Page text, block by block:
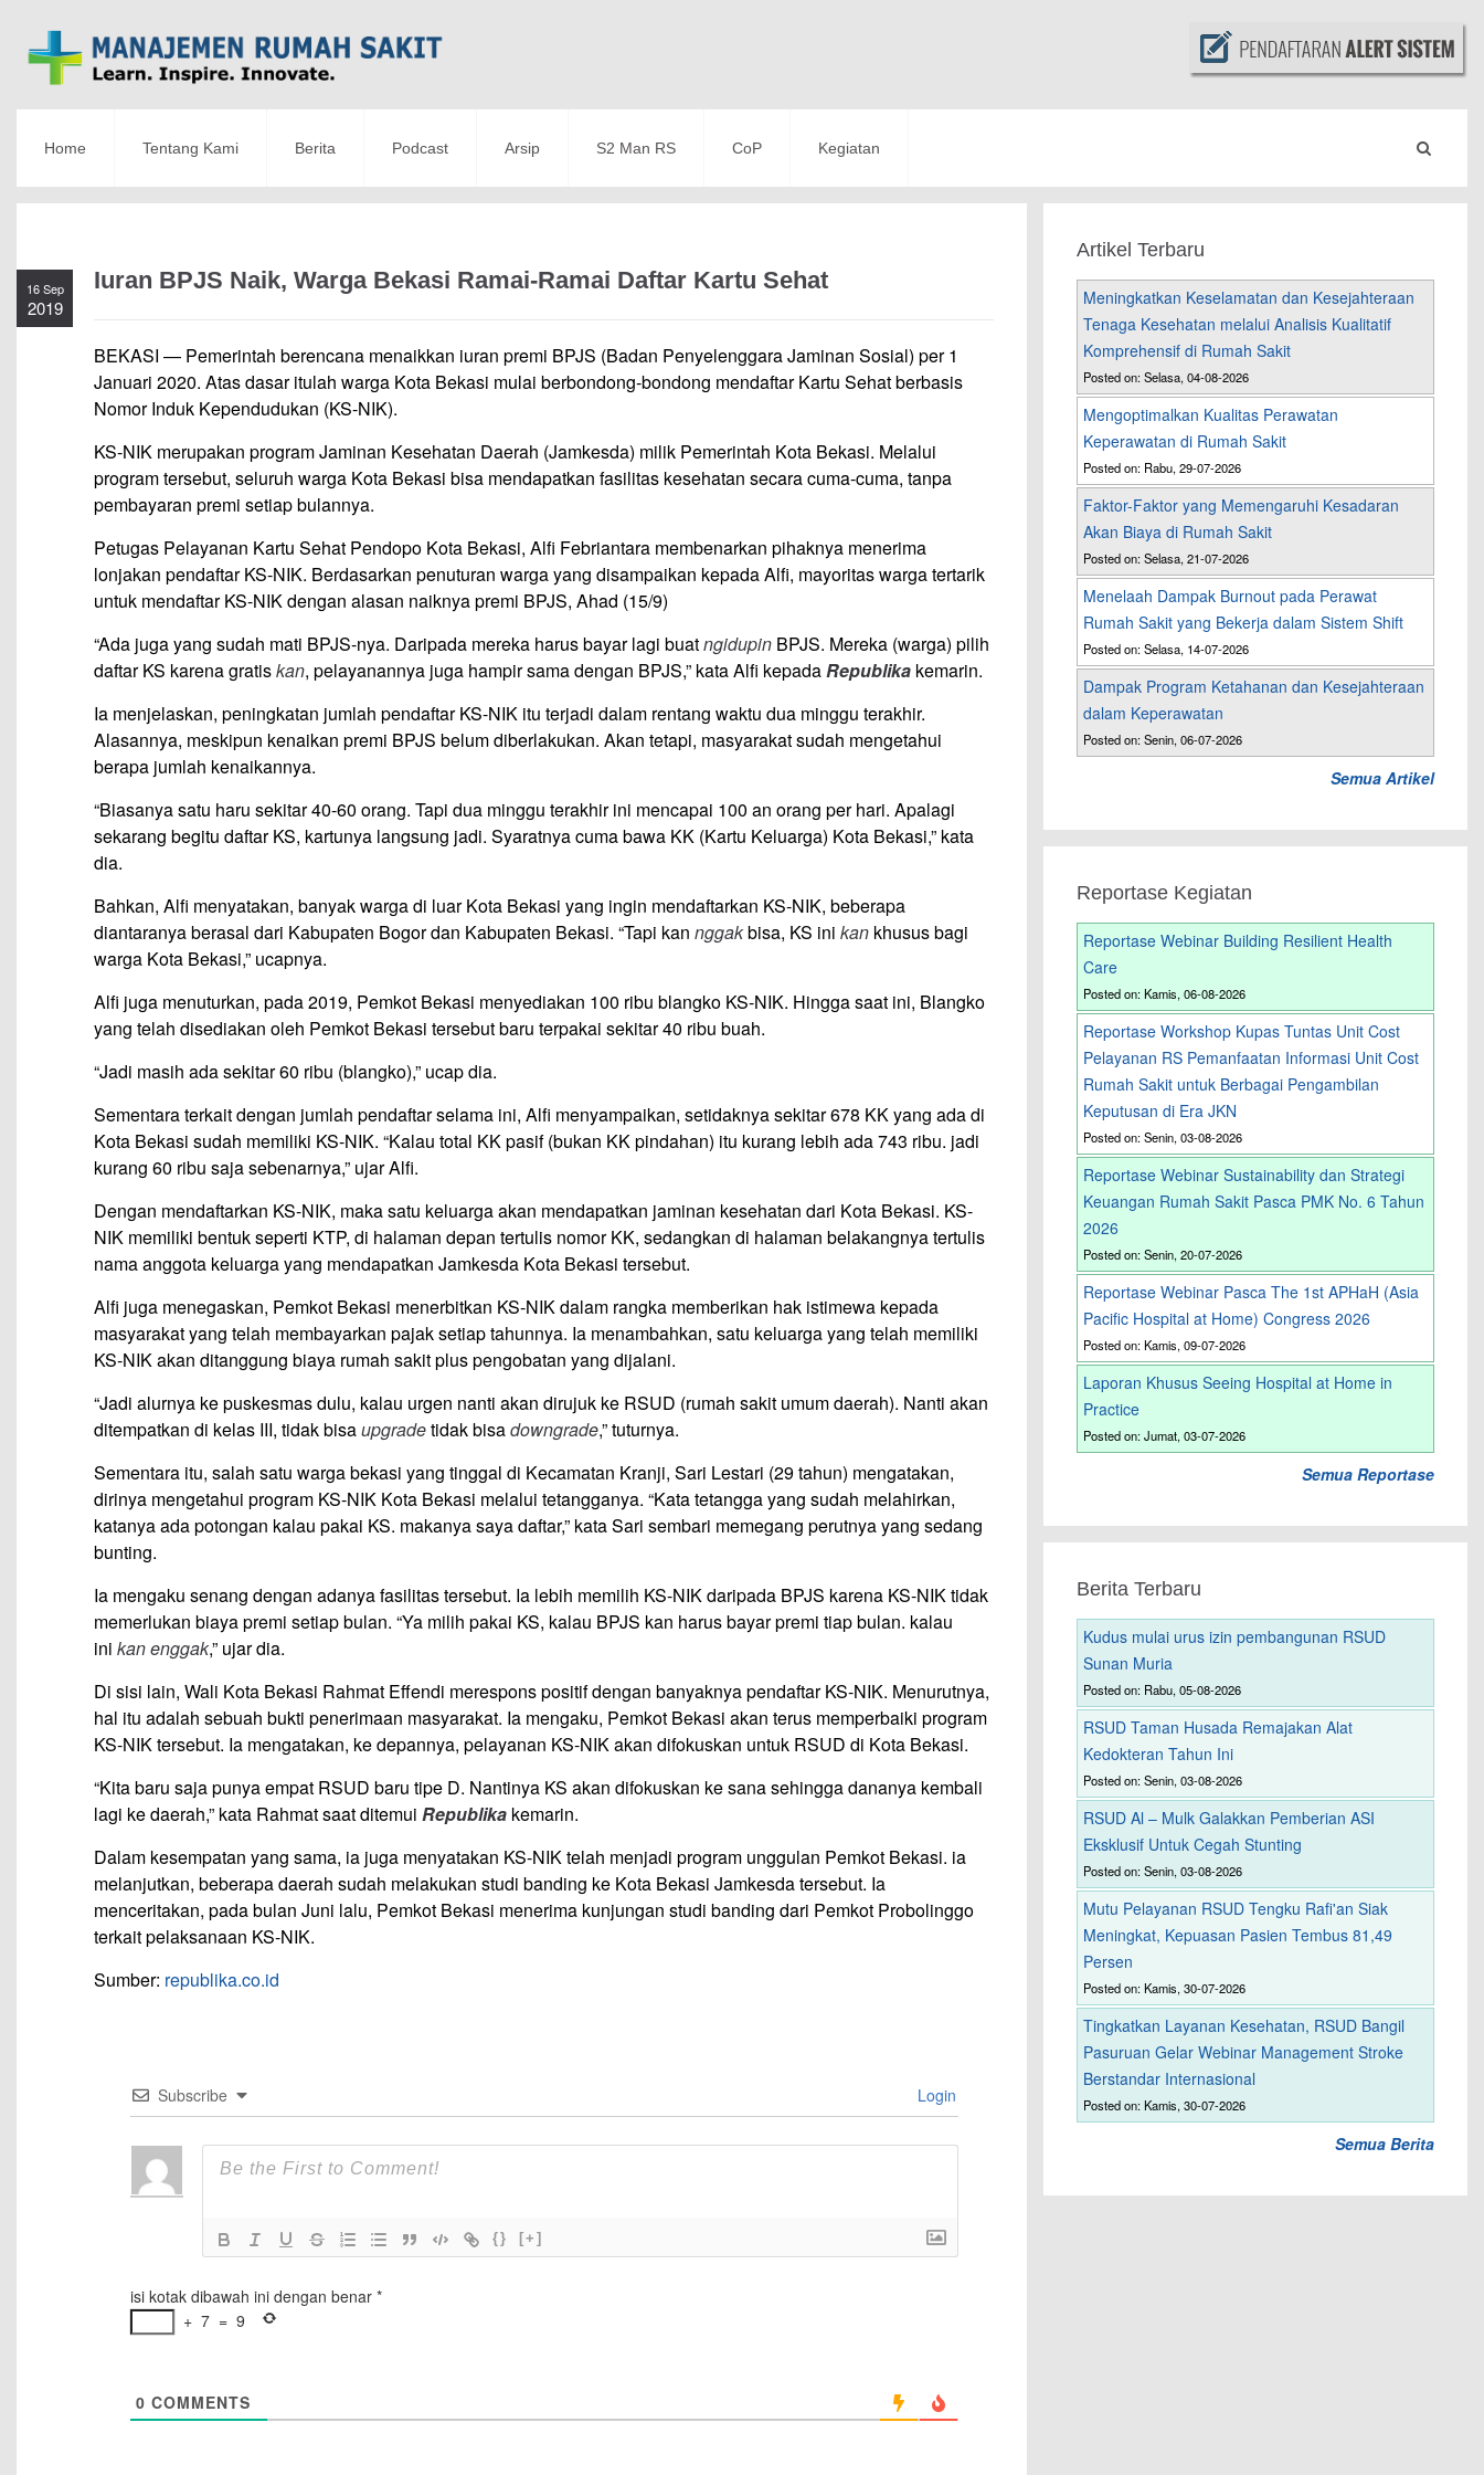
Home Tentang Kami Berita Podcast Arsip S2 Man RS CoP Kegiatan
16 Sep
2019
Iuran BPJS Naik, Warga Bekasi Ramai-Ramai Daftar Kartu Sehat
BEKASI — Pemerintah berencana menaikkan iuran premi BPJS (Badan Penyelenggara Jaminan Sosial) per 1
Januari 2020. Atas dasar itulah warga Kota Bekasi mulai berbondong-bondong mendaftar Kartu Sehat berbasis
Nomor Induk Kependudukan (KS-NIK).
KS-NIK merupakan program Jaminan Kesehatan Daerah (Jamkesda) milik Pemerintah Kota Bekasi. Melalui
program tersebut, seluruh warga Kota Bekasi bisa mendapatkan fasilitas kesehatan secara cuma-cuma, tanpa
pembayaran premi setiap bulannya.
Petugas Pelayanan Kartu Sehat Pendopo Kota Bekasi, Alfi Febriantara membenarkan pihaknya menerima
lonjakan pendaftar KS-NIK. Berdasarkan penuturan warga yang disampaikan kepada Alfi, mayoritas warga tertarik
untuk mendaftar KS-NIK dengan alasan naiknya premi BPJS, Ahad (15/9)
“Ada juga yang sudah mati BPJS-nya. Daripada mereka harus bayar lagi buatngidupin BPJS. Mereka (warga) pilih
daftar KS karena gratiskan, pelayanannya juga hampir sama dengan BPJS,” kata Alfi kepadaRepublika kemarin.
Ia menjelaskan, peningkatan jumlah pendaftar KS-NIK itu terjadi dalam rentang waktu dua minggu terakhir.
Alasannya, meskipun kenaikan premi BPJS belum diberlakukan. Akan tetapi, masyarakat sudah mengetahui
berapa jumlah kenaikannya.
“Biasanya satu haru sekitar 40-60 orang. Tapi dua minggu terakhir ini mencapai 100 an orang per hari. Apalagi
sekarang begitu daftar KS, kartunya langsung jadi. Syaratnya cuma bawa KK (Kartu Keluarga) Kota Bekasi,” kata
dia.
Bahkan, Alfi menyatakan, banyak warga di luar Kota Bekasi yang ingin mendaftarkan KS-NIK, beberapa
diantaranya berasal dari Kabupaten Bogor dan Kabupaten Bekasi. “Tapi kan nggakbisa, KS ini kan khusus bagi
warga Kota Bekasi,” ucapnya.
Alfi juga menuturkan, pada 2019, Pemkot Bekasi menyediakan 100 ribu blangko KS-NIK. Hingga saat ini, Blangko
yang telah disediakan oleh Pemkot Bekasi tersebut baru terpakai sekitar 40 ribu buah.
“Jadi masih ada sekitar 60 ribu (blangko),” ucap dia.
Sementara terkait dengan jumlah pendaftar selama ini, Alfi menyampaikan, setidaknya sekitar 678 KK yang ada di
Kota Bekasi sudah memiliki KS-NIK. “Kalau total KK pasif (bukan KK pindahan) itu kurang lebih ada 743 ribu. jadi
kurang 60 ribu saja sebenarnya,” ujar Alfi.
Dengan mendaftarkan KS-NIK, maka satu keluarga akan mendapatkan jaminan kesehatan dari Kota Bekasi. KS-
NIK memiliki bentuk seperti KTP, di halaman depan tertulis nomor KK, sedangkan di halaman belakangnya tertulis
nama anggota keluarga yang mendapatkan Jamkesda Kota Bekasi tersebut.
Alfi juga menegaskan, Pemkot Bekasi menerbitkan KS-NIK dalam rangka memberikan hak istimewa kepada
masyarakat yang telah membayarkan pajak setiap tahunnya. Ia menambahkan, satu keluarga yang telah memiliki
KS-NIK akan ditanggung biaya rumah sakit plus pengobatan yang dijalani.
“Jadi alurnya ke puskesmas dulu, kalau urgen nanti akan dirujuk ke RSUD (rumah sakit umum daerah). Nanti akan
ditempatkan di kelas III, tidak bisaupgradetidak bisadowngrade,” tuturnya.
Sementara itu, salah satu warga bekasi yang tinggal di Kecamatan Kranji, Sari Lestari (29 tahun) mengatakan,
dirinya mengetahui program KS-NIK Kota Bekasi melalui tetangganya. “Kata tetangga yang sudah melahirkan,
katanya ada potongan kalau pakai KS. makanya saya daftar,” kata Sari sembari memegang perutnya yang sedang
bunting.
Ia mengaku senang dengan adanya fasilitas tersebut. Ia lebih memilih KS-NIK daripada BPJS karena KS-NIK tidak
memerlukan biaya premi setiap bulan. “Ya milih pakai KS, kalau BPJS kan harus bayar premi tiap bulan. kalau
ini kan enggak,” ujar dia.
Di sisi lain, Wali Kota Bekasi Rahmat Effendi merespons positif dengan banyaknya pendaftar KS-NIK. Menurutnya,
hal itu adalah sebuah bukti penerimaan masyarakat. Ia mengaku, Pemkot Bekasi akan terus memperbaiki program
KS-NIK tersebut. Ia mengatakan, ke depannya, pelayanan KS-NIK akan difokuskan untuk RSUD di Kota Bekasi.
“Kita baru saja punya empat RSUD baru tipe D. Nantinya KS akan difokuskan ke sana sehingga dananya kembali
lagi ke daerah,” kata Rahmat saat ditemui Republika kemarin.
Dalam kesempatan yang sama, ia juga menyatakan KS-NIK telah menjadi program unggulan Pemkot Bekasi. ia
melanjutkan, beberapa daerah sudah melakukan studi banding ke Kota Bekasi Jamkesda tersebut. Ia
menceritakan, pada bulan Juni lalu, Pemkot Bekasi menerima kunjungan studi banding dari Pemkot Probolinggo
terkait pelaksanaan KS-NIK.
Sumber: republika.co.id
Subscribe Login
{} [+]
isi kotak dibawah ini dengan benar*
+ 7 = 9
0 COMMENTS
Artikel Terbaru
Meningkatkan Keselamatan dan Kesejahteraan
Tenaga Kesehatan melalui Analisis Kualitatif
Komprehensif di Rumah Sakit
Posted on: Selasa, 04-08-2026
Mengoptimalkan Kualitas Perawatan
Keperawatan di Rumah Sakit
Posted on: Rabu, 29-07-2026
Faktor-Faktor yang Memengaruhi Kesadaran
Akan Biaya di Rumah Sakit
Posted on: Selasa, 21-07-2026
Menelaah Dampak Burnout pada Perawat
Rumah Sakit yang Bekerja dalam Sistem Shift
Posted on: Selasa, 14-07-2026
Dampak Program Ketahanan dan Kesejahteraan
dalam Keperawatan
Posted on: Senin, 06-07-2026
Semua Artikel
Reportase Kegiatan
Reportase Webinar Building Resilient Health
Care
Posted on: Kamis, 06-08-2026
Reportase Workshop Kupas Tuntas Unit Cost
Pelayanan RS Pemanfaatan Informasi Unit Cost
Rumah Sakit untuk Berbagai Pengambilan
Keputusan di Era JKN
Posted on: Senin, 03-08-2026
Reportase Webinar Sustainability dan Strategi
Keuangan Rumah Sakit Pasca PMK No. 6 Tahun
2026
Posted on: Senin, 20-07-2026
Reportase Webinar Pasca The 1st APHaH (Asia
Pacific Hospital at Home) Congress 2026
Posted on: Kamis, 09-07-2026
Laporan Khusus Seeing Hospital at Home in
Practice
Posted on: Jumat, 03-07-2026
Semua Reportase
Berita Terbaru
Kudus mulai urus izin pembangunan RSUD
Sunan Muria
Posted on: Rabu, 05-08-2026
RSUD Taman Husada Remajakan Alat
Kedokteran Tahun Ini
Posted on: Senin, 03-08-2026
RSUD Al – Mulk Galakkan Pemberian ASI
Eksklusif Untuk Cegah Stunting
Posted on: Senin, 03-08-2026
Mutu Pelayanan RSUD Tengku Rafi'an Siak
Meningkat, Kepuasan Pasien Tembus 81,49
Persen
Posted on: Kamis, 30-07-2026
Tingkatkan Layanan Kesehatan, RSUD Bangil
Pasuruan Gelar Webinar Management Stroke
Berstandar Internasional
Posted on: Kamis, 30-07-2026
Semua Berita